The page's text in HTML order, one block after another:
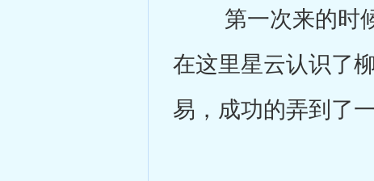
第一次来的时候
在这里星云认识了
易，成功的弄到了